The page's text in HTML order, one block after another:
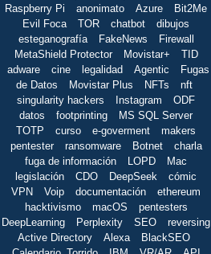
Raspberry Pi
anonimato Azure
Bit2Me
Evil Foca
TOR chatbot
dibujos
esteganografía
FakeNews
Firewall
MetaShield Protector
Movistar+
TID
adware
cine legalidad Agentic
Fugas
de Datos
Movistar Plus NFTs
nft
singularity hackers
Instagram
ODF
datos
footprinting
MS SQL Server
TOTP
curso e-goverment
makers
pentester
ransomware Botnet
charla
fuga de información
LOPD
Mac
legislación
CDO DeepSeek
cómic
VPN
Voip documentación
ethereum
hacktivismo
macOS
pentesters
DeepLearning
Perplexity SEO
reversing
Active Directory
Alexa
BlackSEO